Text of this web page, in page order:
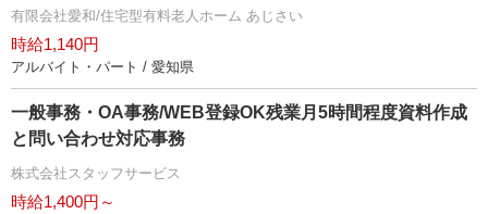
有限会社愛和/住宅型有料老人ホーム あじさい
時給1,140円
アルバイト・パート / 愛知県
一般事務・OA事務/WEB登録OK残業月5時間程度資料作成
と問い合わせ対応事務
株式会社スタッフサービス
時給1,400円～